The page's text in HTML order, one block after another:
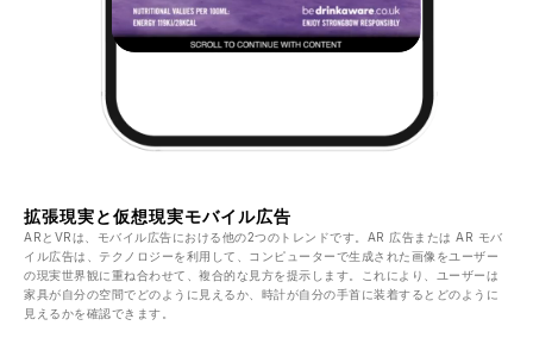
拡張現実と仮想現実モバイル広告
ARとVRは、モバイル広告における他の2つのトレンドです。AR 広告または AR モバ
イル広告は、テクノロジーを利用して、コンピューターで生成された画像をユーザー
の現実世界観に重ね合わせて、複合的な見方を提示します。これにより、ユーザーは
家具が自分の空間でどのように見えるか、時計が自分の手首に装着するとどのように
見えるかを確認できます。